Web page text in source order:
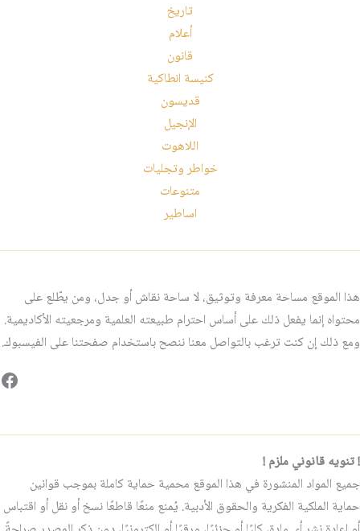
تاريخ
أعلام
قانون
كنيسة انطاكية
قديسون
الإنجيل
اللاهوت
خواطر وتجليات
متنوعات
اساطير
هذا الموقع مساحة معرفة وتوثيق، لا ساحة نقاش أو جدل، ومن يطّلع على
محتواه إنما يفعل ذلك على أساس احترام طبيعته العلمية ومرجعيته الأكاديمية.
ومع ذلك إن كنت ترغب بالتواصل معنا ننصح باستخدام صفحتنا على الفيسبوك.
! تنويه قانوني ملزم !
جميع المواد المنشورة في هذا الموقع محمية حماية كاملة بموجب قوانين
حماية الملكية الفكرية والحقوق الأدبية. يُمنع منعًا قاطعًا نسخ أو نقل أو اقتباس